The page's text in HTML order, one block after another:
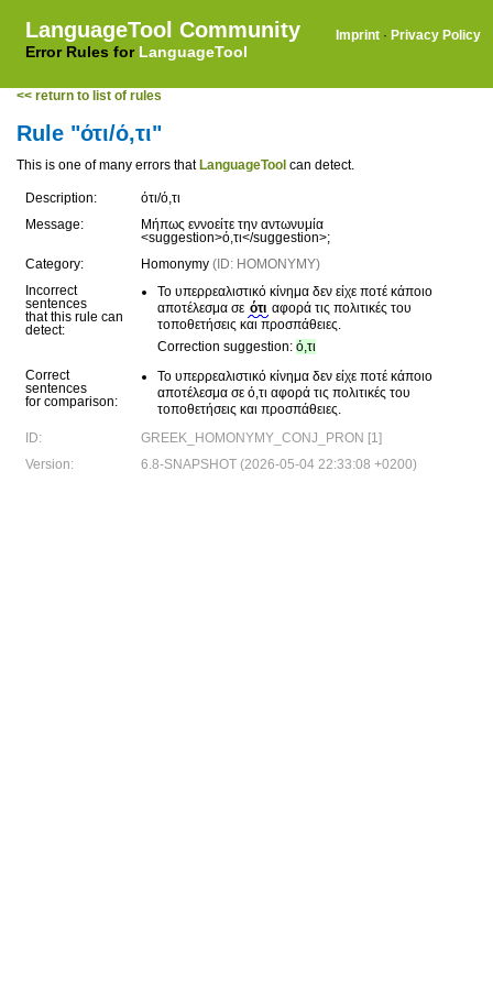
LanguageTool Community
Error Rules for LanguageTool
Imprint · Privacy Policy
<< return to list of rules
Rule "ότι/ό,τι"
This is one of many errors that LanguageTool can detect.
Description:
ότι/ό,τι
Message:
Μήπως εννοείτε την αντωνυμία
<suggestion>ό,τι</suggestion>;
Category:
Homonymy (ID: HOMONYMY)
Incorrect
sentences
that this rule can
detect:
Το υπερρεαλιστικό κίνημα δεν είχε ποτέ κάποιο
αποτέλεσμα σε ότι αφορά τις πολιτικές του
τοποθετήσεις και προσπάθειες.
Correction suggestion: ό,τι
Correct
sentences
for comparison:
Το υπερρεαλιστικό κίνημα δεν είχε ποτέ κάποιο
αποτέλεσμα σε ό,τι αφορά τις πολιτικές του
τοποθετήσεις και προσπάθειες.
ID:
GREEK_HOMONYMY_CONJ_PRON [1]
Version:
6.8-SNAPSHOT (2026-05-04 22:33:08 +0200)